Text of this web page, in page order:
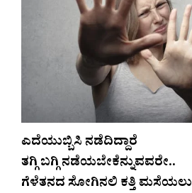
ಎದೆಯುಬ್ಬಿಸಿ ನಡೆದಿದ್ದಾರೆ
ತಗ್ಗಿ ಬಗ್ಗಿ ನಡೆಯಬೇಕೆನ್ನುವವರೇ..
ಗೆಳೆತನದ ಸೋಗಿನಲಿ ಕತ್ತಿ ಮಸೆಯಲು